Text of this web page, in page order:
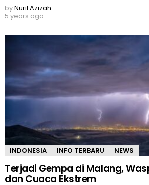
byNuril Azizah
5 years ago
INDONESIA INFO TERBARU NEWS
Terjadi Gempa di Malang,
dan Cuaca Ekstrem